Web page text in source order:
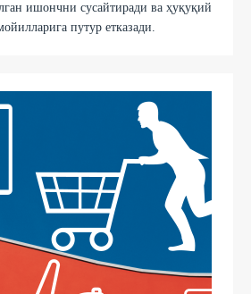
ишончни сусайтиради ва ҳуқуқий
путур етказади.